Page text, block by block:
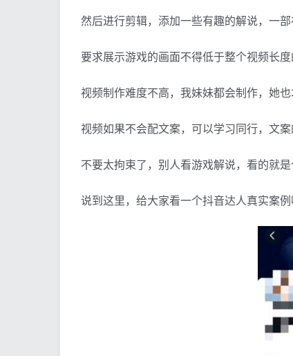
然后进行剪辑，添加一些有趣的解说，一部
要求展示游戏的画面不得低于整个视频长度
视频制作难度不高，我妹妹都会制作，她
视频如果不会配文案，可以学习同行，文案
不要太拘束了，别人看游戏解说，看的就是
说到这里，给大家看一个抖音达人真实案例